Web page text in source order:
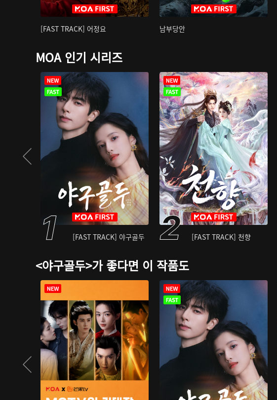
[FAST TRACK] 어정요 남부당안
MOA 인기 시리즈
[FAST TRACK] 야구골두 [FAST TRACK] 천향
<야구골두>가 좋다면 이 작품도